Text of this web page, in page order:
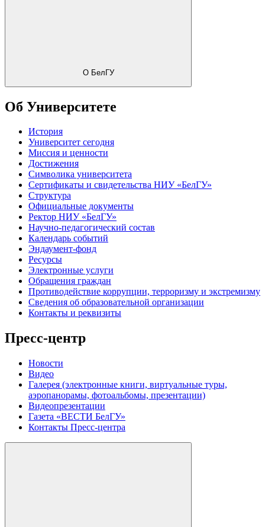
О БелГУ
Об Университете
История
Университет сегодня
Миссия и ценности
Достижения
Символика университета
Сертификаты и свидетельства НИУ «БелГУ»
Структура
Официальные документы
Ректор НИУ «БелГУ»
Научно-педагогический состав
Календарь событий
Эндаумент-фонд
Ресурсы
Электронные услуги
Обращения граждан
Противодействие коррупции, терроризму и экстремизму
Сведения об образовательной организации
Контакты и реквизиты
Пресс-центр
Новости
Видео
Галерея (электронные книги, виртуальные туры,
аэропанорамы, фотоальбомы, презентации)
Видеопрезентации
Газета «ВЕСТИ БелГУ»
Контакты Пресс-центра